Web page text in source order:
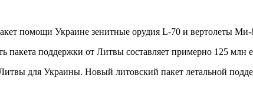
помощи Украине зенитные орудия L-70 и вертолеты
пакета поддержки от Литвы составляет примерно 125 млн
для Украины. Новый литовский пакет летальной